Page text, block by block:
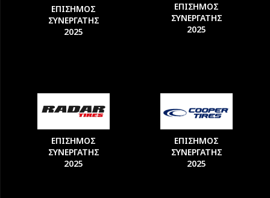
ΕΠΙΣΗΜΟΣ
ΣΥΝΕΡΓΑΤΗΣ
2025
ΕΠΙΣΗΜΟΣ
ΣΥΝΕΡΓΑΤΗΣ
2025
ΕΠΙΣΗΜΟΣ
ΣΥΝΕΡΓΑΤΗΣ
2025
ΕΠΙΣΗΜΟΣ
ΣΥΝΕΡΓΑΤΗΣ
2025